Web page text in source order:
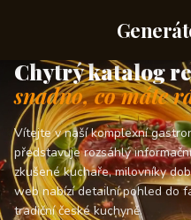
Chytrý katalog
snadno, co máte
Vítejte v naší komplexní
představuje rozsáhlý
zkušené kuchaře, milovníky
web nabízí detailní pohled do
tradiční české kuchyně.